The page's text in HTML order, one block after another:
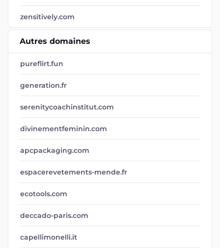
zensitively.com
Autres domaines
pureflirt.fun
generation.fr
serenitycoachinstitut.com
divinementfeminin.com
apcpackaging.com
espacerevetements-mende.fr
ecotools.com
deccado-paris.com
capellimonelli.it